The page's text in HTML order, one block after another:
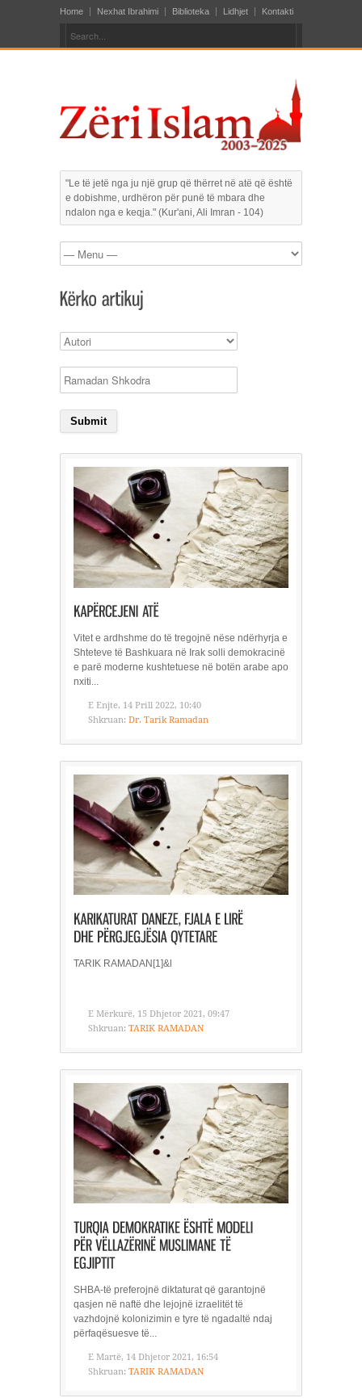
Home Nexhat Ibrahimi Biblioteka Lidhjet Kontakti
"Le të jetë nga ju një grup që thërret në atë që është
e dobishme, urdhëron për punë të mbara dhe
ndalon nga e keqja." (Kur'ani, Ali Imran - 104)
Vitet e ardhshme do të tregojnë nëse ndërhyrja e
Shteteve të Bashkuara në Irak solli demokracinë
e parë moderne kushtetuese në botën arabe apo
nxiti...
E Enjte, 14 Prill 2022, 10:40
Shkruan: Dr. Tarik Ramadan
TARIK RAMADAN[1]&l
E Mërkurë, 15 Dhjetor 2021, 09:47
Shkruan: TARIK RAMADAN
SHBA-të preferojnë diktaturat që garantojnë
qasjen në naftë dhe lejojnë izraelitët të
vazhdojnë kolonizimin e tyre të ngadaltë ndaj
përfaqësuesve të...
E Martë, 14 Dhjetor 2021, 16:54
Shkruan: TARIK RAMADAN